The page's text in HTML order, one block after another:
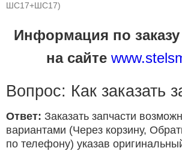
ШС17+ШС17)
Информация по заказу
на сайте
Вопрос: Как заказать
Ответ: Заказать запчасти
вариантами (Через корзину,
по телефону) указав